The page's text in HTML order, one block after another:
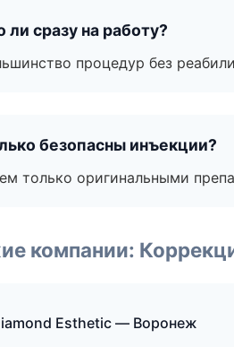
сразу на работу?
процедур без
безопасны инъекции?
только оригинальными
компании:
Esthetic — Воронеж